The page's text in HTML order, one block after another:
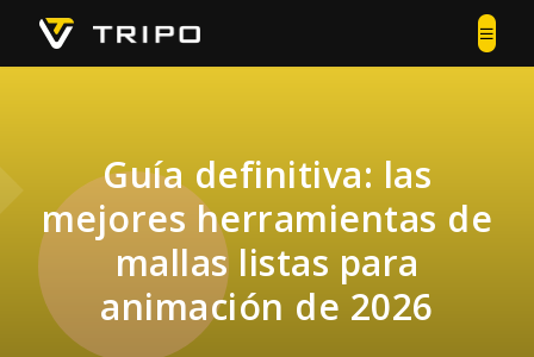
Guía definitiva: las
mejores herramientas de
mallas listas para
animación de 2026